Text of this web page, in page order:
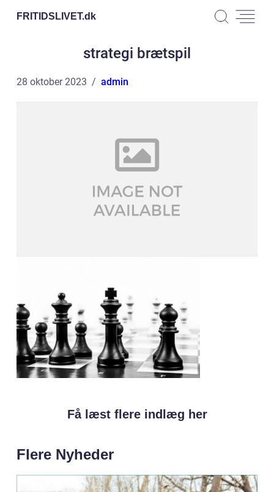
FRITIDSLIVET.dk
strategi brætspil
28 oktober 2023 admin
Få læst flere indlæg her
Flere Nyheder